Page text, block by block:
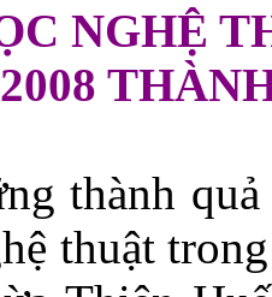
NGHỆ
thành
thuật